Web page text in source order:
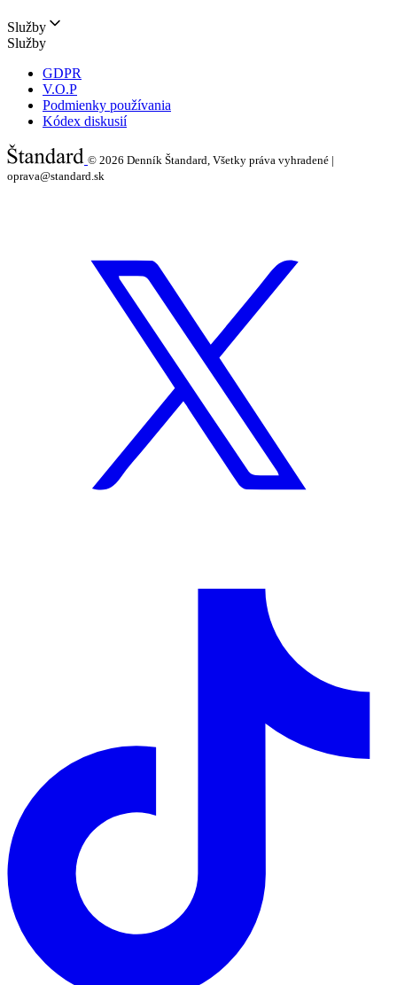
Služby
Služby
GDPR
V.O.P
Podmienky používania
Kódex diskusií
© 2026 Denník Štandard, Všetky práva vyhradené |
oprava@standard.sk